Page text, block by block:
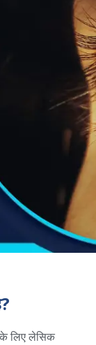
लिए लेसिक